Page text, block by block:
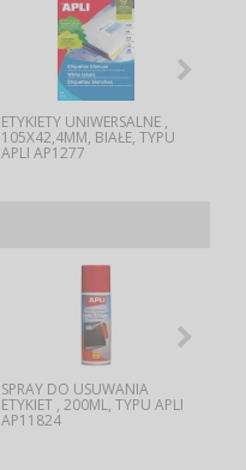
ETYKIETY UNIWERSALNE ,
105X42,4MM, BIAŁE, TYPU
APLI AP1277
SPRAY DO USUWANIA
ETYKIET , 200ML, TYPU APLI
AP11824